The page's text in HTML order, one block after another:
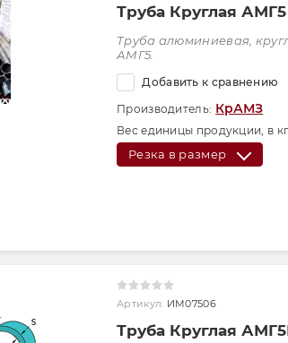
Труба Круглая
Труба алюминиевая,
АМГ5.
Добавить к сравнению
Производитель: КрАМЗ
Вес единицы продукции, в
Резка в размер
Артикул: ИМ07506
Труба Круглая